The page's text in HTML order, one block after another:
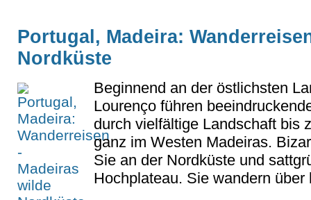
Portugal, Madeira:
Nordküste
Beginnend an der östlichsten
Lourenço führen
durch vielfältige Landschaft bis
ganz im Westen Madeiras.
Sie an der Nordküste und
Hochplateau. Sie wandern über